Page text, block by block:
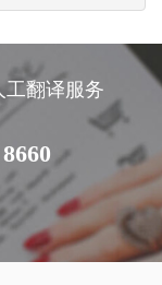
工翻译服务